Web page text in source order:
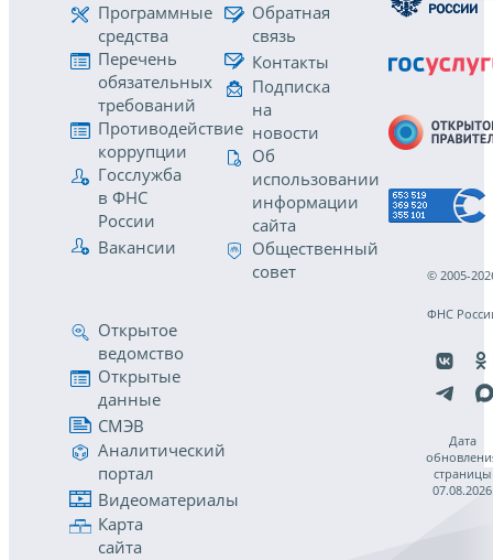
Программные
средства
Перечень
обязательных
требований
Противодействие
коррупции
Госслужба
в ФНС
России
Вакансии
Обратная
связь
Контакты
Подписка
на
новости
Об
использовании
информации
сайта
Общественный
совет
Открытое
ведомство
Открытые
данные
СМЭВ
Аналитический
портал
Видеоматериалы
Карта
сайта
© 2005-
ФНС
Дата
страницы
07.08.2026